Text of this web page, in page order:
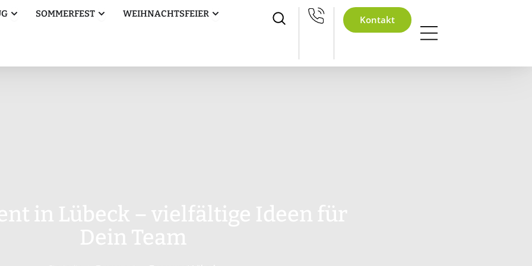
Öffne Betriebsausflug
SOMMERFEST Öffne Sommerfest
WEIHNACHTSFEIER Öffne Weihnachtsfeier
Kontakt